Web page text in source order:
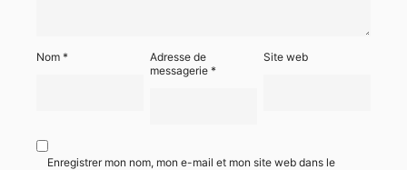
Nom *
Adresse de
messagerie*
Site web
Enregistrer mon nom, mon e-mail et mon site web dans le